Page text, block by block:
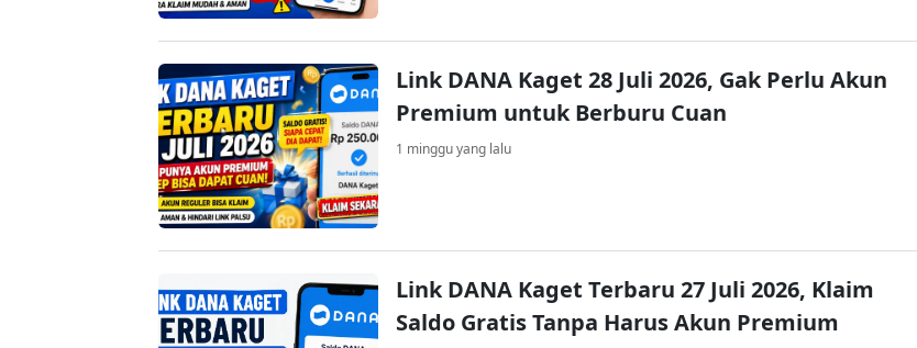
Link DANA Kaget 28 Juli 2026, Gak Perlu Akun
Premium untuk Berburu Cuan
1 minggu yang lalu
Link DANA Kaget Terbaru 27 Juli 2026, Klaim
Saldo Gratis Tanpa Harus Akun Premium